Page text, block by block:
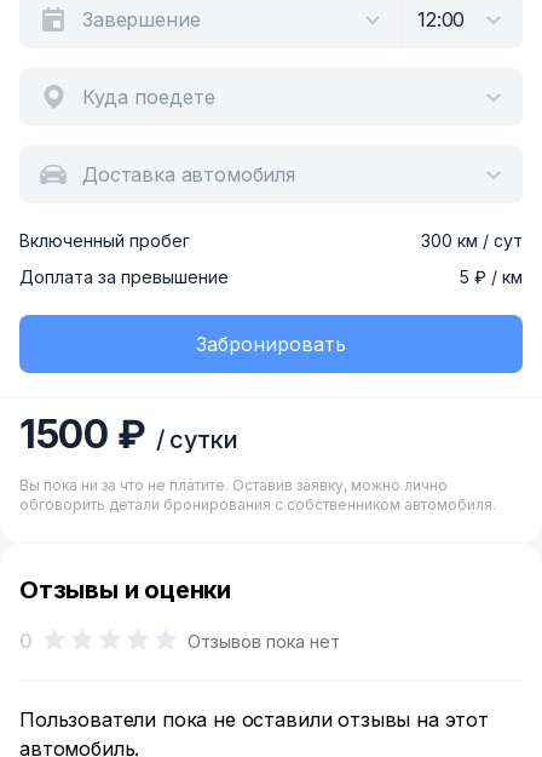
Куда поедете
Доставка автомобиля
Включенный пробег
300 км / сут
Доплата за превышение
5 ₽ / км
Забронировать
1500 ₽ / сутки
Вы пока ни за что не платите. Оставив заявку, можно лично
обговорить детали бронирования с собственником автомобиля.
Отзывы и оценки
0 Отзывов пока нет
Пользователи пока не оставили отзывы на этот
автомобиль.